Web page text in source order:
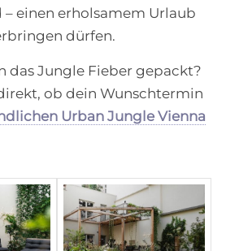
– einen erholsamem Urlaub
dürfen.
das Jungle Fieber gepackt?
ob dein Wunschtermin
Urban Jungle Vienna